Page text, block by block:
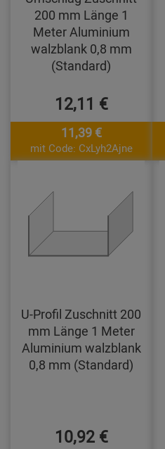
200 mm Länge 1
Meter Aluminium
walzblank 0,8 mm
(Standard)
12,11 €
11,39 €
mit Code: CxLyh2Ajne
U-Profil Zuschnitt 200
mm Länge 1 Meter
Aluminium walzblank
0,8 mm (Standard)
10,92 €